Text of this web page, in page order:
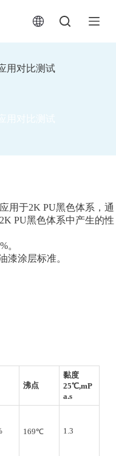
用对比测试
用于2K PU黑色体系，通
PU黑色体系中产生的性
。
漆涂层标准。
沸点
黏度
25℃,mP
a.s
169℃ 1.3